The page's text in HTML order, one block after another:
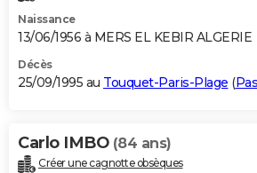
Naissance
13/06/1956 à MERS EL KEBIR ALGERIE
Décès
25/09/1995 au Touquet-Paris-Plage (
Carlo IMBO (84 ans)
Créer une cagnotte obsèques